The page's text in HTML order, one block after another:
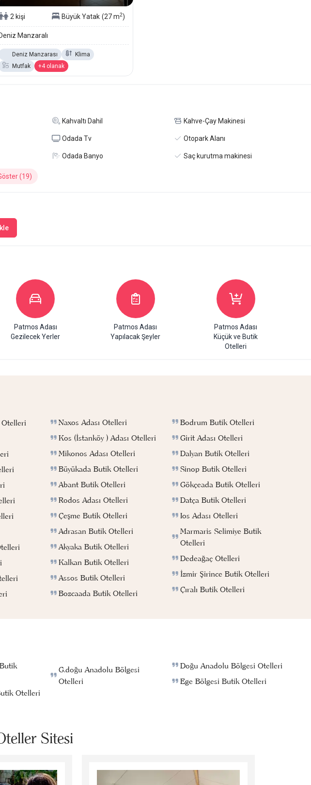
2 kişi Büyük Yatak (27 m2)
Deniz Manzaralı
Deniz Manzarası
Klima
Mutfak
+4 olanak
Kahvaltı Dahil Kahve-Çay Makinesi
Odada Tv Otopark Alanı
Odada Banyo Saç kurutma makinesi
(19)
Patmos Adası
Gezilecek Yerler
Patmos Adası
Yapılacak Şeyler
Patmos Adası
Küçük ve Butik
Otelleri
Otelleri
Naxos Adası Otelleri
Kos (İstanköy ) Adası Otelleri
Mikonos Adası Otelleri
Büyükada Butik Otelleri
Abant Butik Otelleri
Rodos Adası Otelleri
Çeşme Butik Otelleri
Adrasan Butik Otelleri
Akyaka Butik Otelleri
Kalkan Butik Otelleri
Assos Butik Otelleri
Bozcaada Butik Otelleri
Bodrum Butik Otelleri
Girit Adası Otelleri
Dalyan Butik Otelleri
Sinop Butik Otelleri
Gökçeada Butik Otelleri
Datça Butik Otelleri
Ios Adası Otelleri
Marmaris Selimiye Butik
Otelleri
Dedeağaç Otelleri
İzmir Şirince Butik Otelleri
Çıralı Butik Otelleri
Otelleri
G.doğu Anadolu Bölgesi
Otelleri
Doğu Anadolu Bölgesi Otelleri
Ege Bölgesi Butik Otelleri
Sitesi